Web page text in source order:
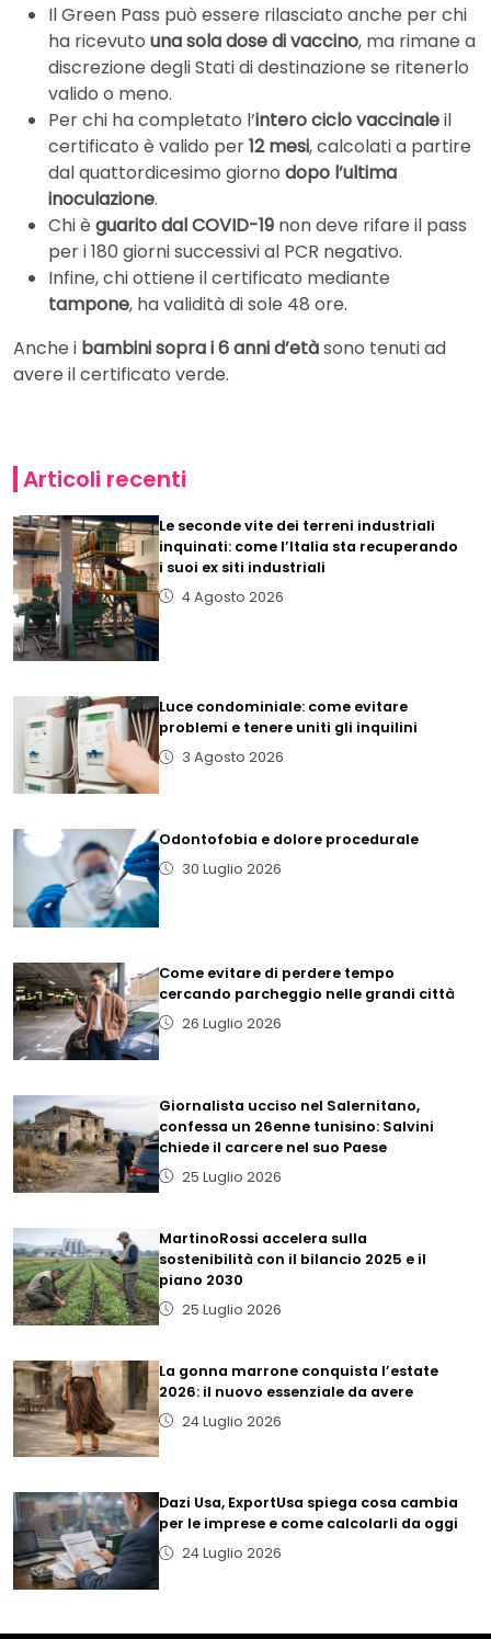
Il Green Pass può essere rilasciato anche per chi
ha ricevuto una sola dose di vaccino, ma rimane a
discrezione degli Stati di destinazione se ritenerlo
valido o meno.
Per chi ha completato l’intero ciclo vaccinaleil
certificato è valido per12 mesi, calcolati a partire
dal quattordicesimo giorno dopo l’ultima
inoculazione.
Chi è guarito dal COVID-19 non deve rifare il pass
per i 180 giorni successivi al PCR negativo.
Infine, chi ottiene il certificato mediante
tampone, ha validità di sole 48 ore.
Anche i bambini sopra i 6 anni d’etàsono tenuti ad
avere il certificato verde.
Articoli recenti
Le seconde vite dei terreni industriali
inquinati: come l’Italia sta recuperando
i suoi ex siti industriali
4 Agosto 2026
Luce condominiale: come evitare
problemi e tenere uniti gli inquilini
3 Agosto 2026
Odontofobia e dolore procedurale
30 Luglio 2026
Come evitare di perdere tempo
cercando parcheggio nelle grandi città
26 Luglio 2026
Giornalista ucciso nel Salernitano,
confessa un 26enne tunisino: Salvini
chiede il carcere nel suo Paese
25 Luglio 2026
MartinoRossi accelera sulla
sostenibilità con il bilancio 2025 e il
piano 2030
25 Luglio 2026
La gonna marrone conquista l’estate
2026: il nuovo essenziale da avere
24 Luglio 2026
Dazi Usa, ExportUsa spiega cosa cambia
per le imprese e come calcolarli da oggi
24 Luglio 2026